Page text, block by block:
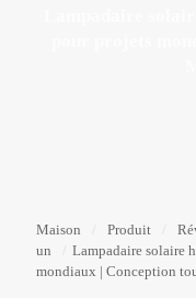
Maison Produit
un
Lampadaire solaire
mondiaux | Conception